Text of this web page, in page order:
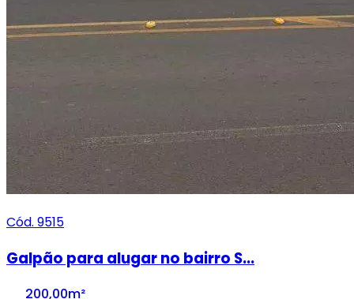
Cód. 9515
Galpão para alugar no bairro S...
200,00m²